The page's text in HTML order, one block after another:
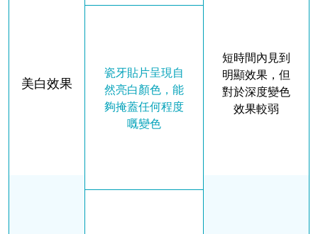
美白效果
瓷牙貼片呈現自
然亮白顏色，能
夠掩蓋任何程度
嘅變色
短時間內見到
明顯效果，但
對於深度變色
效果較弱